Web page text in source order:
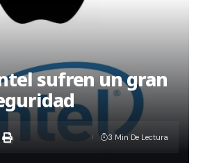
sufren un gran
3 Min De Lectura